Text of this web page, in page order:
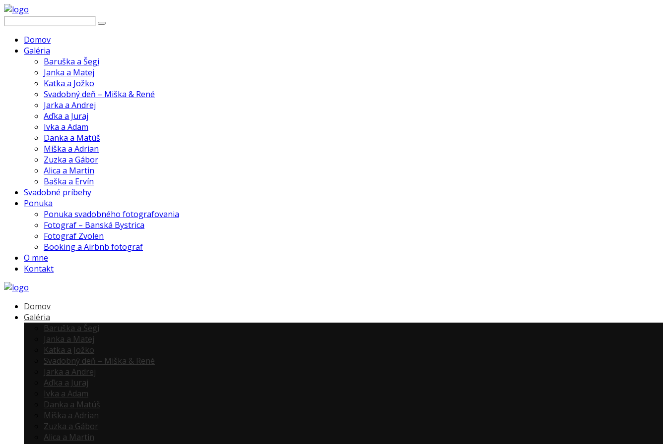
Domov
Galéria
Baruška a Šegi
Janka a Matej
Katka a Jožko
Svadobný deň – Miška & René
Jarka a Andrej
Aďka a Juraj
Ivka a Adam
Danka a Matúš
Miška a Adrian
Zuzka a Gábor
Alica a Martin
Baška a Ervín
Svadobné príbehy
Ponuka
Ponuka svadobného fotografovania
Fotograf – Banská Bystrica
Fotograf Zvolen
Booking a Airbnb fotograf
O mne
Kontakt
Domov
Galéria
Baruška a Šegi
Janka a Matej
Katka a Jožko
Svadobný deň – Miška & René
Jarka a Andrej
Aďka a Juraj
Ivka a Adam
Danka a Matúš
Miška a Adrian
Zuzka a Gábor
Alica a Martin